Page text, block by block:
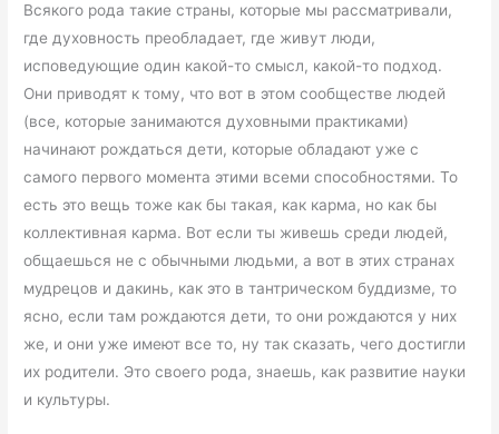
Всякого рода такие страны, которые мы рассматривали,
где духовность преобладает, где живут люди,
исповедующие один какой-то смысл, какой-то подход.
Они приводят к тому, что вот в этом сообществе людей
(все, которые занимаются духовными практиками)
начинают рождаться дети, которые обладают уже с
самого первого момента этими всеми способностями. То
есть это вещь тоже как бы такая, как карма, но как бы
коллективная карма. Вот если ты живешь среди людей,
общаешься не с обычными людьми, а вот в этих странах
мудрецов и дакинь, как это в тантрическом буддизме, то
ясно, если там рождаются дети, то они рождаются у них
же, и они уже имеют все то, ну так сказать, чего достигли
их родители. Это своего рода, знаешь, как развитие науки
и культуры.